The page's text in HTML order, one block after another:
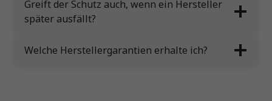
Greift der Schutz auch, wenn ein Hersteller
später ausfällt?
Welche Herstellergarantien erhalte ich?